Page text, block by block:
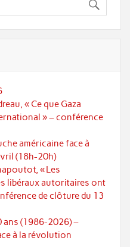
« Ce que Gaza
» – conférence
américaine face à
(18h-20h)
« Les
libéraux autoritaires ont
de clôture du 13
ans (1986-2026) –
à la révolution